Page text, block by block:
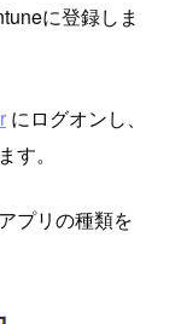
に登録しま
にログオンし、
。
プリの種類を